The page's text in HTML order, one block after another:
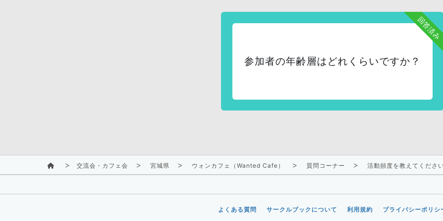
回答済み
参加者の年齢層はどれくらいですか？
交流会・カフェ会 宮城県 ウォンカフェ（Wanted Cafe） 質問コーナー 活動頻度を教えてくださ
よくある質問 サークルブックについて 利用規約 プライバシーポリシ